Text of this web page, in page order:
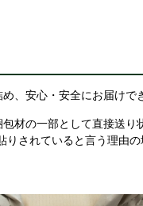
、安心・安全にお届けで
材の一部として直接送
されていると言う理由